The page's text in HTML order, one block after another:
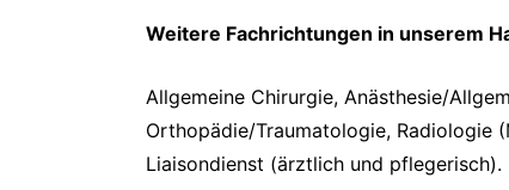
Weitere Fachrichtungen in unserem
Allgemeine Chirurgie, Anästhesie/
Orthopädie/Traumatologie, Radiologie
Liaisondienst (ärztlich und pflegerisch).